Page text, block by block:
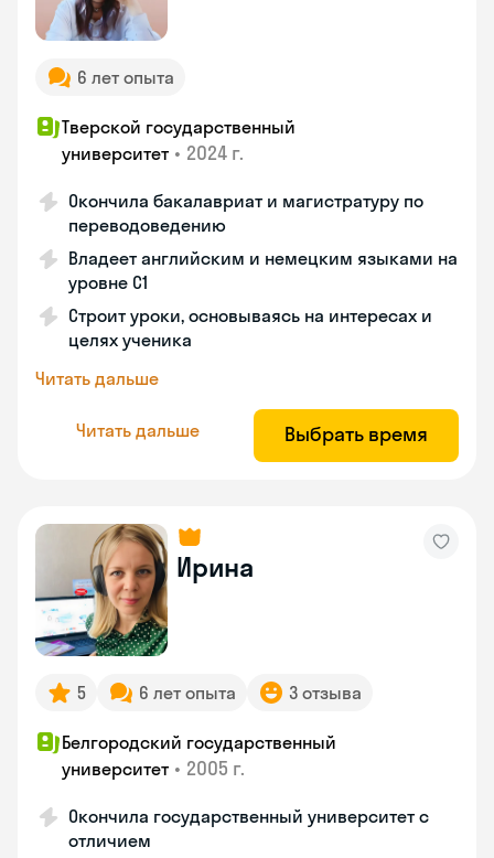
6 лет опыта
Тверской государственный
университет • 2024 г.
Окончила бакалавриат и магистратуру по
переводоведению
Владеет английским и немецким языками на
уровне C1
Строит уроки, основываясь на интересах и
целях ученика
Читать дальше
Читать дальше Выбрать время
Ирина
5 6 лет опыта 3 отзыва
Белгородский государственный
университет • 2005 г.
Окончила государственный университет с
отличием